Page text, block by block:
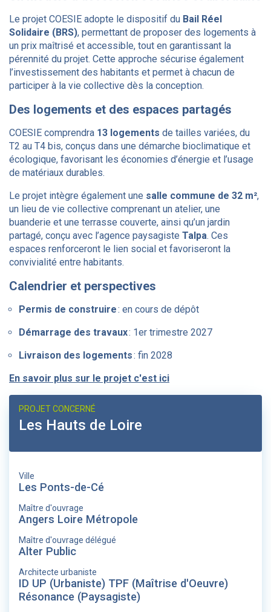
Le projet COESIE adopte le dispositif du Bail Réel
Solidaire (BRS), permettant de proposer des logements à
un prix maîtrisé et accessible, tout en garantissant la
pérennité du projet. Cette approche sécurise également
l’investissement des habitants et permet à chacun de
participer à la vie collective dès la conception.
Des logements et des espaces partagés
COESIE comprendra 13 logements de tailles variées, du
T2 au T4 bis, conçus dans une démarche bioclimatique et
écologique, favorisant les économies d’énergie et l’usage
de matériaux durables.
Le projet intègre également une salle commune de 32 m²,
un lieu de vie collective comprenant un atelier, une
buanderie et une terrasse couverte, ainsi qu’un jardin
partagé, conçu avec l’agence paysagiste Talpa. Ces
espaces renforceront le lien social et favoriseront la
convivialité entre habitants.
Calendrier et perspectives
Permis de construire: en cours de dépôt
Démarrage des travaux: 1er trimestre 2027
Livraison des logements: fin 2028
En savoir plus sur le projet c'est ici
PROJET CONCERNÉ
Les Hauts de Loire
Ville
Les Ponts-de-Cé
Maître d'ouvrage
Angers Loire Métropole
Maître d'ouvrage délégué
Alter Public
Architecte urbaniste
ID UP (Urbaniste) TPF (Maîtrise d'Oeuvre)
Résonance (Paysagiste)